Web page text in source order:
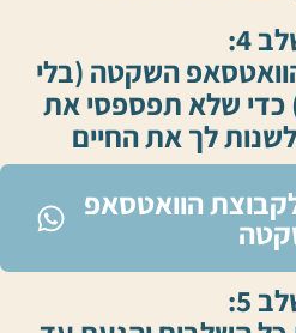
4:
השקטה (בלי
כדי שלא תפספסי את
לך את החיים
הוואטסאפ
5: